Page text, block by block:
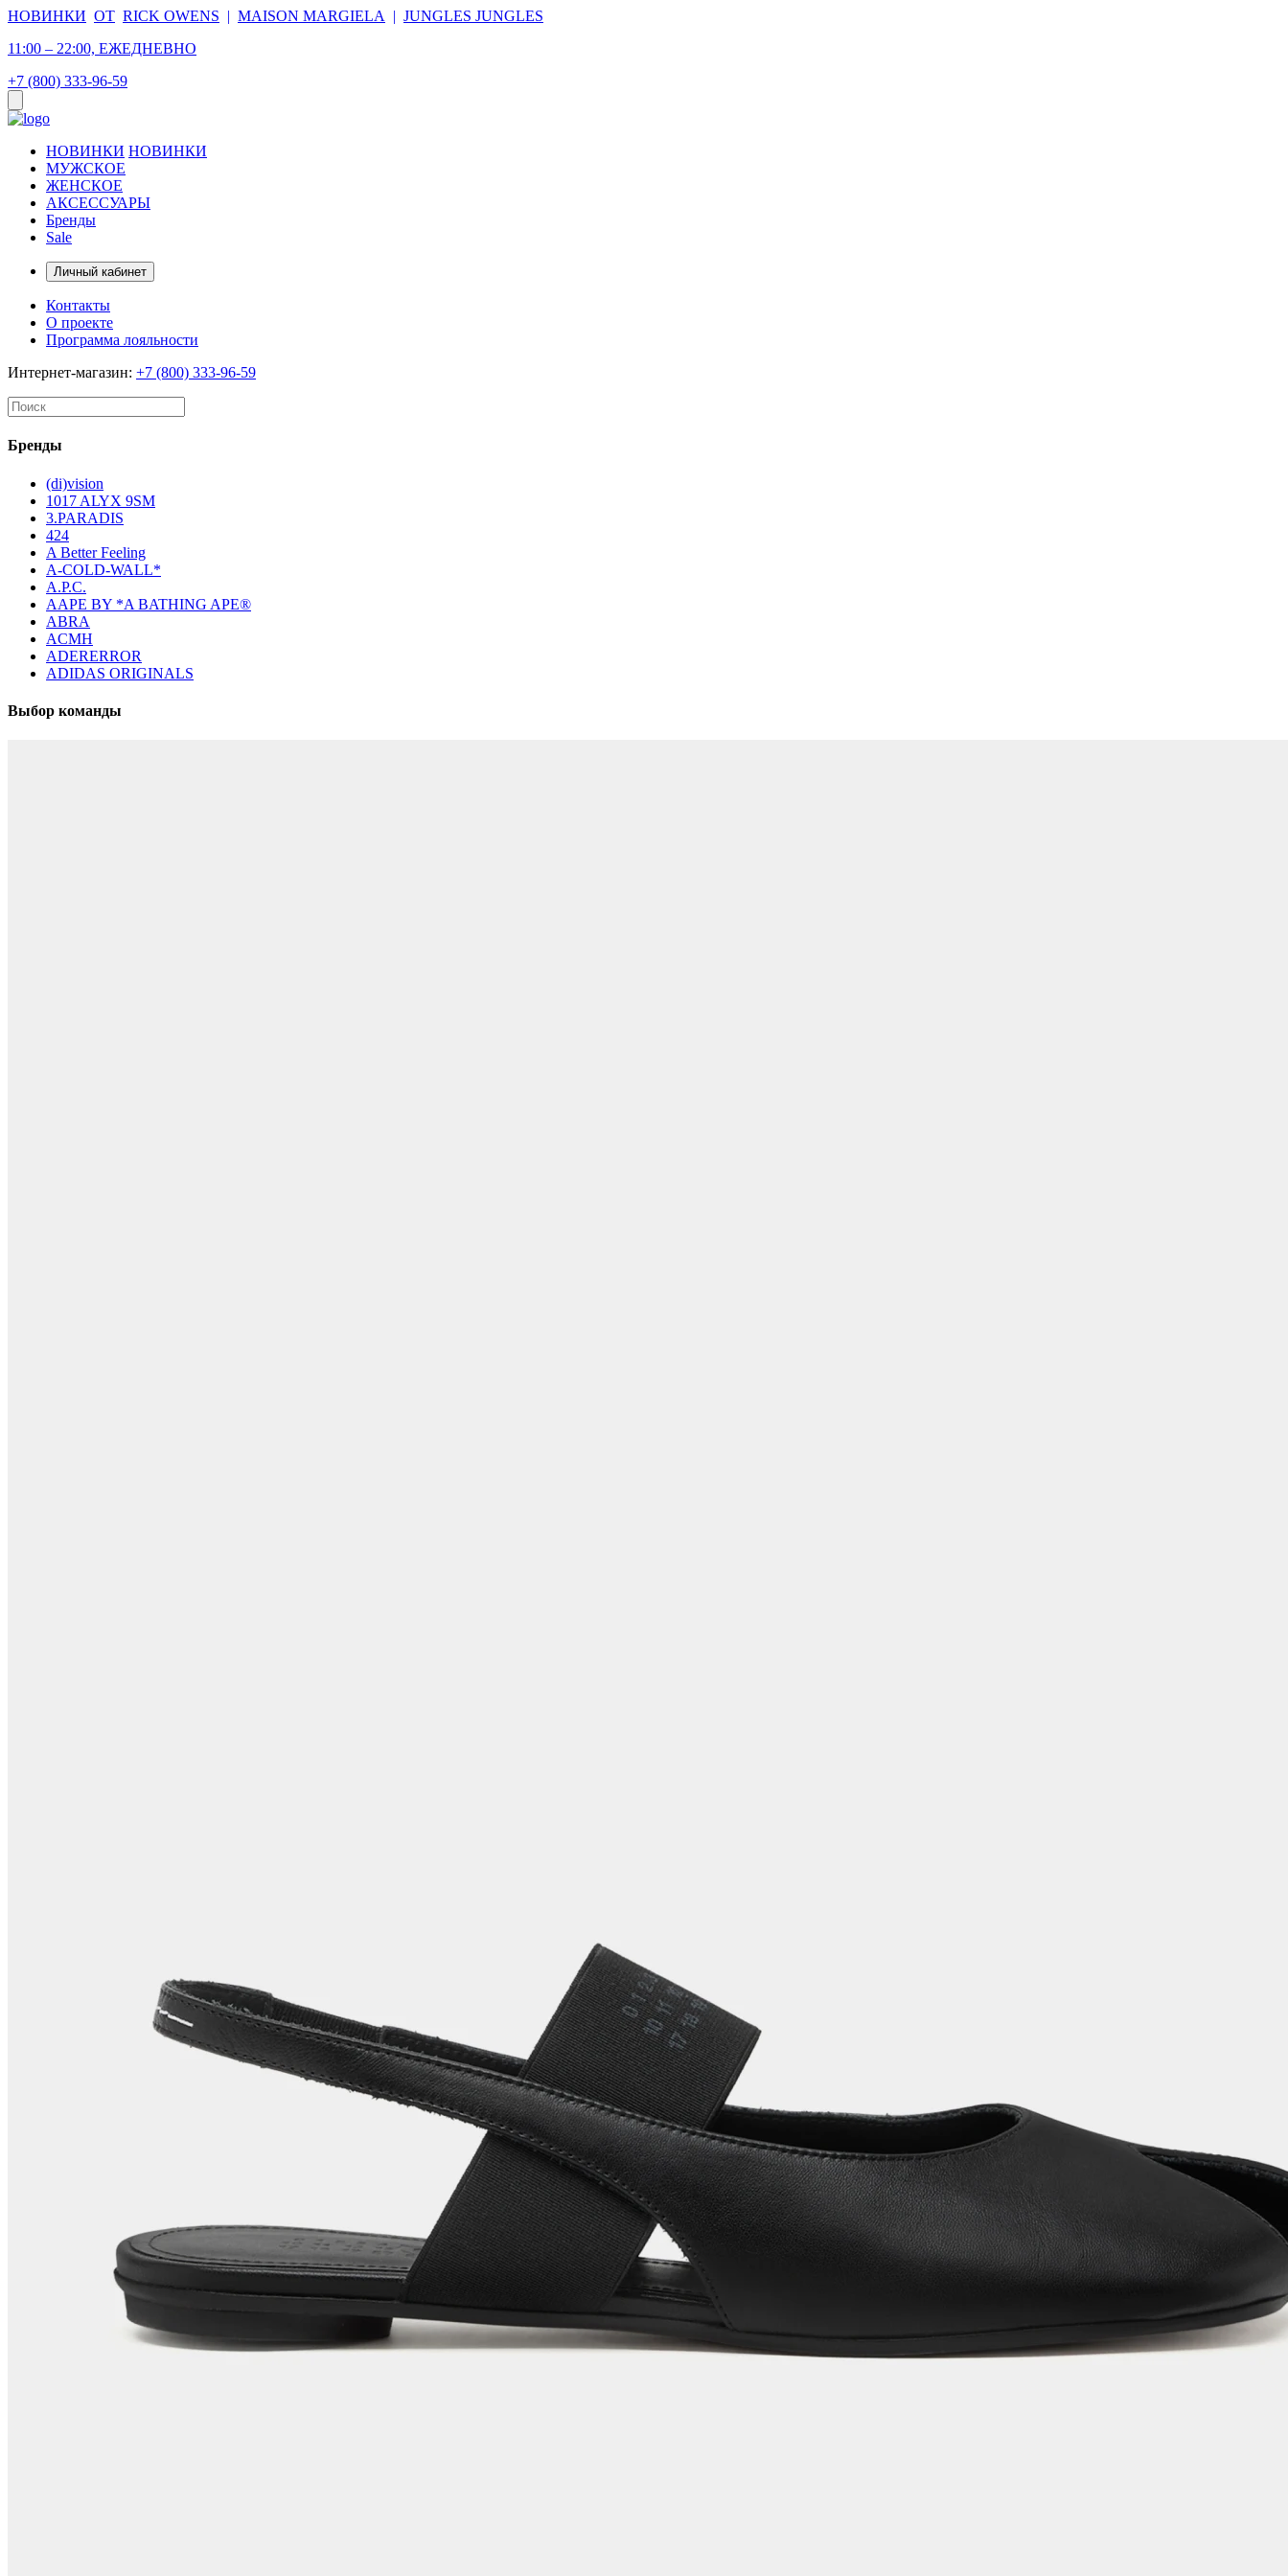
НОВИНКИ ОТ RICK OWENS | MAISON MARGIELA | JUNGLES JUNGLES
11:00 – 22:00, ЕЖЕДНЕВНО
+7 (800) 333-96-59
НОВИНКИ НОВИНКИ
МУЖСКОЕ
ЖЕНСКОЕ
АКСЕССУАРЫ
Бренды
Sale
Личный кабинет
Контакты
О проекте
Программа лояльности
Интернет-магазин: +7 (800) 333-96-59
Бренды
(di)vision
1017 ALYX 9SM
3.PARADIS
424
A Better Feeling
A-COLD-WALL*
A.P.C.
AAPE BY *A BATHING APE®
ABRA
ACMH
ADERERROR
ADIDAS ORIGINALS
Выбор команды